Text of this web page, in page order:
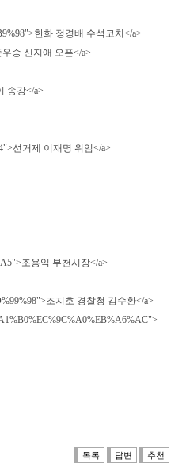
한화 정경배 수석코치</a>
우승 신지애 오픈</a>
송강</a>
선거제 이재명 위임</a>
조용익 부천시장</a>
조지호 경찰청 김수환</a>
목록 답변 추천